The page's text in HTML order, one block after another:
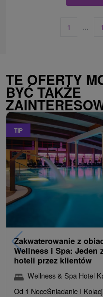
1 ...
TE OFERTY
BYĆ TAKŻE
TIP
Zakwaterowanie z
Wellness i Spa: Jeden
hoteli przez klientów
Wellness & Spa Hotel
Od 1 NoceŚniadanie I